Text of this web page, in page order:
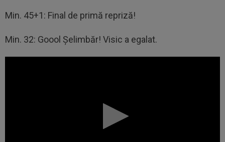
Min. 45+1: Final de primă repriză!
Min. 32: Goool Șelimbăr! Visic a egalat.